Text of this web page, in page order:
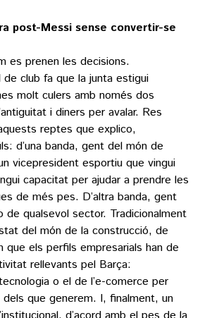
post-Messi sense convertir-se
es prenen les decisions.
club fa que la junta estigui
molt culers amb només dos
i diners per avalar. Res
reptes que explico,
d’una banda, gent del món de
vicepresident esportiu que vingui
capacitat per ajudar a prendre les
de més pes. D’altra banda, gent
de qualsevol sector. Tradicionalment
del món de la construcció, de
que els perfils empresarials han de
rellevants pel Barça:
o el de l’e-comerce per
que generem. I, finalment, un